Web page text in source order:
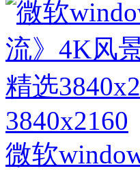
3840x2160
微软